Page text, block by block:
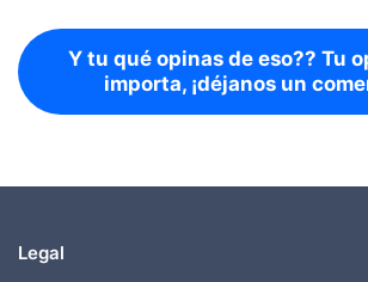
Y tu qué opinas de eso?? Tu
importa, ¡déjanos un
Legal